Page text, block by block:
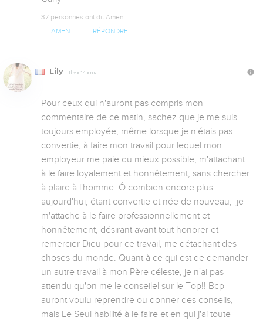
37 personnes ont dit Amen
AMEN RÉPONDRE
Lily Il y a 14 ans
Pour ceux qui n'auront pas compris mon
commentaire de ce matin, sachez que je me suis
toujours employée, même lorsque je n'étais pas
convertie, à faire mon travail pour lequel mon
employeur me paie du mieux possible, m'attachant
à le faire loyalement et honnêtement, sans chercher
à plaire à l'homme. Ô combien encore plus
aujourd'hui, étant convertie et née de nouveau,  je
m'attache à le faire professionnellement et
honnêtement, désirant avant tout honorer et
remercier Dieu pour ce travail, me détachant des
choses du monde. Quant à ce qui est de demander
un autre travail à mon Père céleste, je n'ai pas
attendu qu'on me le conseilel sur le Top!! Bcp
auront voulu reprendre ou donner des conseils,
mais Le Seul habilité à le faire et en qui j'ai toute